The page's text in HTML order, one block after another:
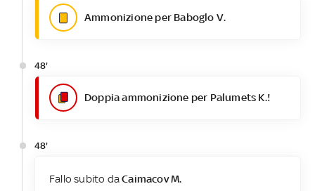
Ammonizione per Baboglo V.
48'
Doppia ammonizione per Palumets K.!
48'
Fallo subito daCaimacov M.